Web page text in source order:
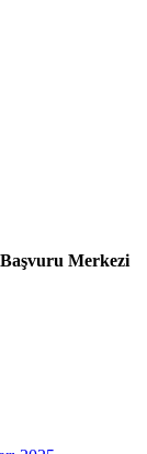
Merkezi